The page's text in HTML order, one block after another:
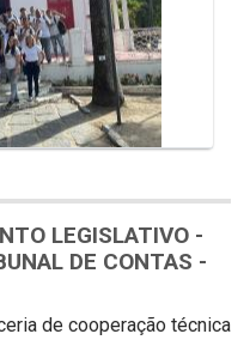
LEGISLATIVO -
DE CONTAS -
de cooperação técnica